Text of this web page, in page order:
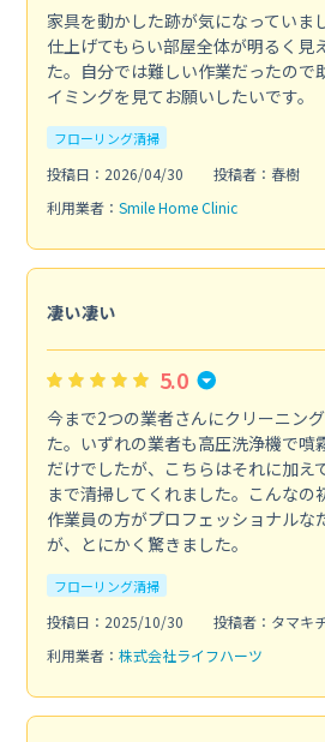
家具を動かした跡が気になっていま
仕上げてもらい部屋全体が明るく見
た。自分では難しい作業だったので
イミングを見てお願いしたいです。
フローリング清掃
投稿日：2026/04/30
投稿者：春樹
利用業者： Smile Home Clinic
凄い凄い
5.0
今まで2つの業者さんにクリーニン
た。いずれの業者も高圧洗浄機で噴
だけでしたが、こちらはそれに加え
まで清掃してくれました。こんなの
作業員の方がプロフェッショナルな
が、とにかく驚きました。
フローリング清掃
投稿日：2025/10/30
投稿者：タマキ
利用業者： 株式会社ライフハーツ